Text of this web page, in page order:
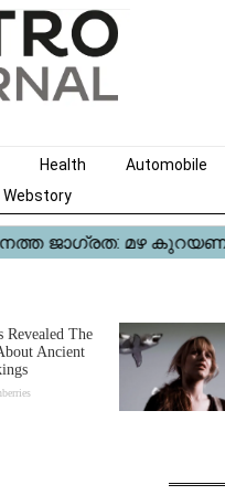
Health Automobile
Webstory